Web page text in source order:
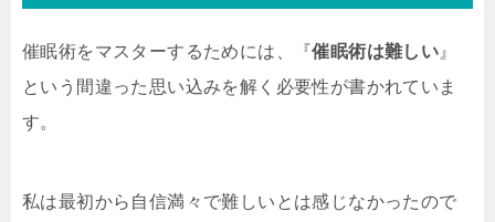
催眠術をマスターするためには、『催眠術は難しい 』
という間違った思い込みを解く必要性が書かれていま
す。
私は最初から自信満々で難しいとは感じなかったので